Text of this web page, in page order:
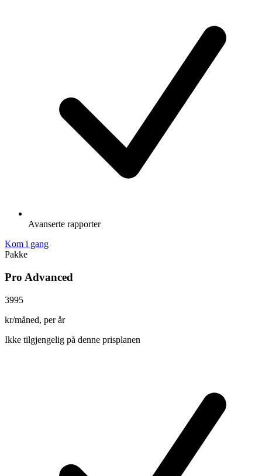
Avanserte rapporter
Kom i gang
Pakke
Pro Advanced
3995
kr/måned, per år
Ikke tilgjengelig på denne prisplanen